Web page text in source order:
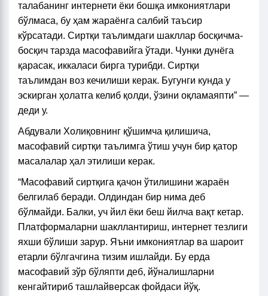
талабанинг интернети ёки бошқа имкониятлари
бўлмаса, бу ҳам жараёнга салбий таъсир
кўрсатади. Сиртқи таълимдаги шакллар босқичма-
босқич тарзда масофавийга ўтади. Чунки дунёга
қарасак, иккаласи бирга турибди. Сиртқи
таълимдан воз кечилиши керак. Бугунги кунда у
эскирган ҳолатга келиб қолди, ўзини оқламаяпти” —
деди у.
Абдували Холиқовнинг қўшимча қилишича,
масофавий сиртқи таълимга ўтиш учун бир қатор
масалалар ҳал этилиши керак.
“Масофавий сиртқига қачон ўтилишини жараён
белгилаб беради. Олдиндан бир нима деб
бўлмайди. Балки, уч йил ёки беш йилча вақт кетар.
Платформаларни шакллантириш, интернет тезлиги
яхши бўлиши зарур. Яъни имкониятлар ва шароит
етарли бўлгачгина тизим ишлайди. Бу ерда
масофавий зўр бўляпти деб, йўналишларни
кенгайтириб ташлайверсак фойдаси йўқ.